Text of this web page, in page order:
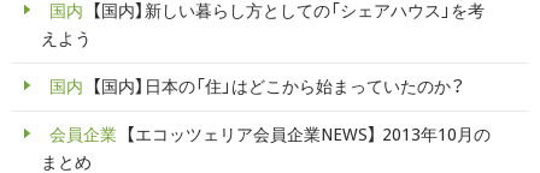
国内
【国内】新しい暮らし方としての「シェアハウス」を考
えよう
国内 【国内】日本の「住」はどこから始まっていたのか？
会員企業
【エコッツェリア会員企業NEWS】 2013年10月の
まとめ